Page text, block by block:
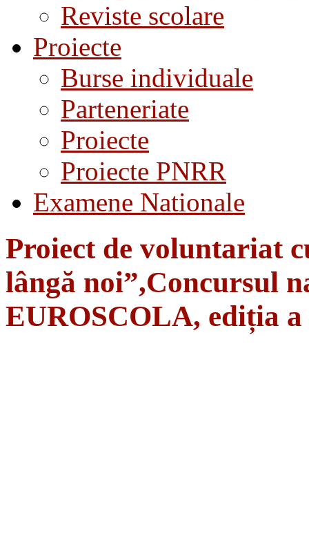
Reviste scolare
Proiecte
Burse individuale
Parteneriate
Proiecte
Proiecte PNRR
Examene Nationale
Proiect de voluntariat
lângă noi”,Concursul
EUROSCOLA, ediția